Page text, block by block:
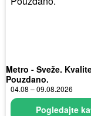
Metro - Sveže.
Pouzdano.
04.08 – 09.08.2026
Pogledajte